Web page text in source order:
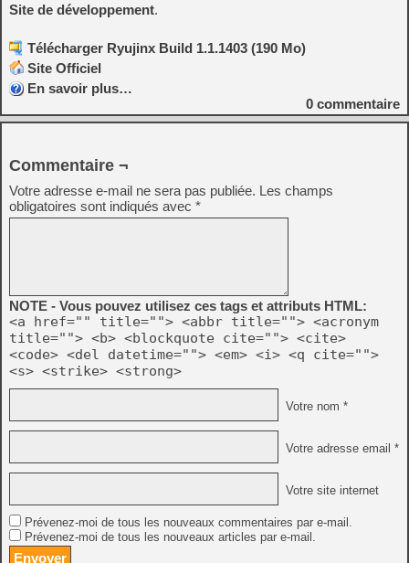
Site de développement.
Télécharger Ryujinx Build 1.1.1403 (190 Mo)
Site Officiel
En savoir plus…
0 commentaire
Commentaire ¬
Votre adresse e-mail ne sera pas publiée. Les champs
obligatoires sont indiqués avec *
NOTE - Vous pouvez utilisez ces tags et attributs HTML:
<a href="" title=""> <abbr title=""> <acronym
title=""> <b> <blockquote cite=""> <cite>
<code> <del datetime=""> <em> <i> <q cite="">
<s> <strike> <strong>
Votre nom *
Votre adresse email *
Votre site internet
Prévenez-moi de tous les nouveaux commentaires par e-mail.
Prévenez-moi de tous les nouveaux articles par e-mail.